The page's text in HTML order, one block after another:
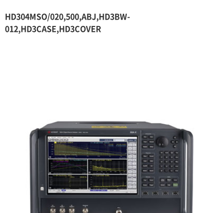
HD304MSO/020,500,ABJ,HD3BW-
012,HD3CASE,HD3COVER